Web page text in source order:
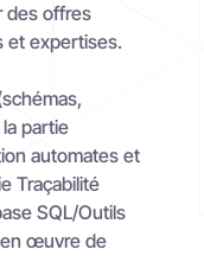
des offres
et expertises.
partie
automates et
Traçabilité
SQL/Outils
en œuvre de